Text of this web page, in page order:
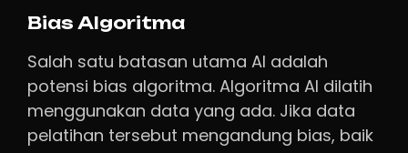
Bias Algoritma
Salah satu batasan utama AI adalah
potensi bias algoritma. Algoritma AI dilatih
menggunakan data yang ada. Jika data
pelatihan tersebut mengandung bias, baik